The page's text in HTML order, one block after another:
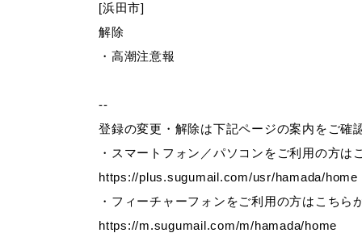
出会い・結婚
[浜田市]
解除
・高潮注意報
--
登録の変更・解除は下記ページの案内をご確
・スマートフォン／パソコンをご利用の方は
https://plus.sugumail.com/usr/hamada/home
・フィーチャーフォンをご利用の方はこちら
https://m.sugumail.com/m/hamada/home